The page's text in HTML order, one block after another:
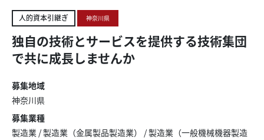
人的資本引継ぎ 神奈川県
独自の技術とサービスを提供する技術集団
で共に成長しませんか
募集地域
神奈川県
募集業種
製造業 /製造業（金属製品製造業） /製造業（一般機械機器製造